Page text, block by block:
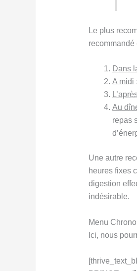
Le plus
Dans
A midi
Au dî
repas
Une autre
heures fixes
digestion
indésirable.
Menu
Ici, nous